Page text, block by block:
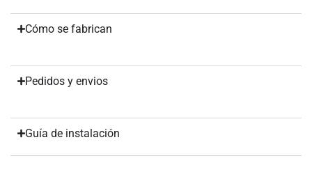
Cómo se fabrican
Pedidos y envios
Guía de instalación